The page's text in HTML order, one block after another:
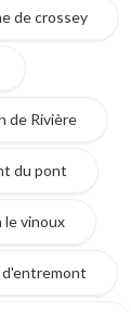
de crossey
de Rivière
du pont
le vinoux
d'entremont